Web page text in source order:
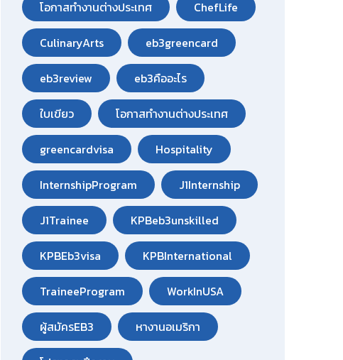
โอกาสทำงานต่างประเทศ ChefLife
CulinaryArts eb3greencard
eb3review eb3คืออะไร
ใบเขียว โอกาสทำงานต่างประเทศ
greencardvisa Hospitality
InternshipProgram J1Internship
J1Trainee KPBeb3unskilled
KPBEb3visa KPBInternational
TraineeProgram WorkInUSA
ผู้สมัครEB3 หางานอเมริกา